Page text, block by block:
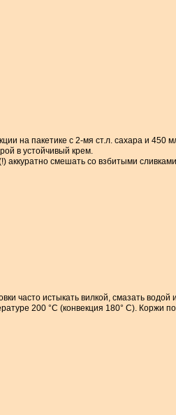
на пакетике с 2-мя ст.л. сахара и 450
в устойчивый крем.
аккуратно смешать со взбитыми
часто истыкать вилкой, смазать
200 °С (конвекция 180° С). Коржи